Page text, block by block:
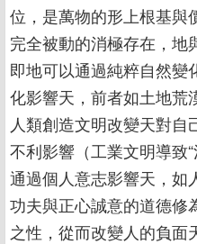
位，是萬物的形上根基與
完全被動的消極存在，地
即地可以通過純粹自然變
化影響天，前者如土地荒
人類創造文明改變天對
不利影響（工業文明導致
通過個人意志影響天，如
功夫與正心誠意的道德修
之性，從而改變人的負面